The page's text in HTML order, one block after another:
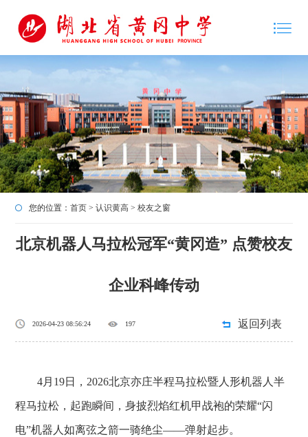
您的位置：首页 >认识黄高 >校友之窗
北京机器人马拉松冠军“黄冈造” 点赞校友
企业科峰传动
2026-04-23 08:56:24 197 返回列表
4月19日，2026北京亦庄半程马拉松暨人形机器人半
程马拉松，起跑瞬间，身披烈焰红机甲战袍的荣耀“闪
电”机器人如离弦之箭一骑绝尘——弹射起步。